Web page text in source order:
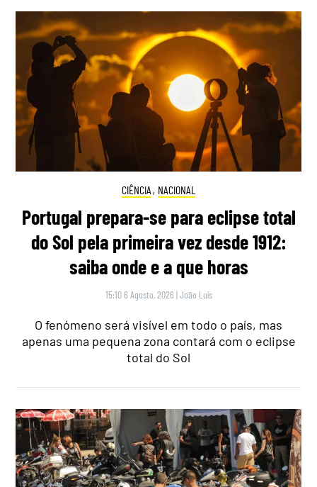
CIÊNCIA , NACIONAL
Portugal prepara-se para eclipse total
do Sol pela primeira vez desde 1912:
saiba onde e a que horas
15:10 6 Agosto, 2026 |João Luís
O fenómeno será visível em todo o país, mas
apenas uma pequena zona contará com o eclipse
total do Sol